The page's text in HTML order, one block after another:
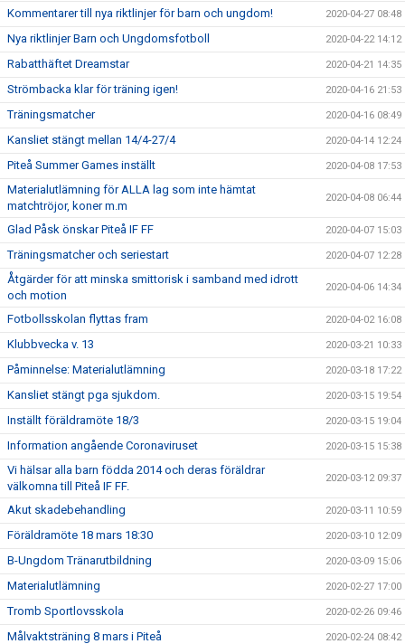
Kommentarer till nya riktlinjer för barn och ungdom! 2020-04-27 08:48
Nya riktlinjer Barn och Ungdomsfotboll 2020-04-22 14:12
Rabatthäftet Dreamstar 2020-04-21 14:35
Strömbacka klar för träning igen! 2020-04-16 21:53
Träningsmatcher 2020-04-16 08:49
Kansliet stängt mellan 14/4-27/4 2020-04-14 12:24
Piteå Summer Games inställt 2020-04-08 17:53
Materialutlämning för ALLA lag som inte hämtat
matchtröjor, koner m.m
2020-04-08 06:44
Glad Påsk önskar Piteå IF FF 2020-04-07 15:03
Träningsmatcher och seriestart 2020-04-07 12:28
Åtgärder för att minska smittorisk i samband med idrott
och motion
2020-04-06 14:34
Fotbollsskolan flyttas fram 2020-04-02 16:08
Klubbvecka v. 13 2020-03-21 10:33
Påminnelse: Materialutlämning 2020-03-18 17:22
Kansliet stängt pga sjukdom. 2020-03-15 19:54
Inställt föräldramöte 18/3 2020-03-15 19:04
Information angående Coronaviruset 2020-03-15 15:38
Vi hälsar alla barn födda 2014 och deras föräldrar
välkomna till Piteå IF FF.
2020-03-12 09:37
Akut skadebehandling 2020-03-11 10:59
Föräldramöte 18 mars 18:30 2020-03-10 12:09
B-Ungdom Tränarutbildning 2020-03-09 15:06
Materialutlämning 2020-02-27 17:00
Tromb Sportlovsskola 2020-02-26 09:46
Målvaktsträning 8 mars i Piteå 2020-02-24 08:42